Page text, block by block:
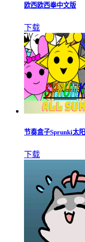
欧西欧西拳中文版
下载
节奏盒子Sprunki太
下载